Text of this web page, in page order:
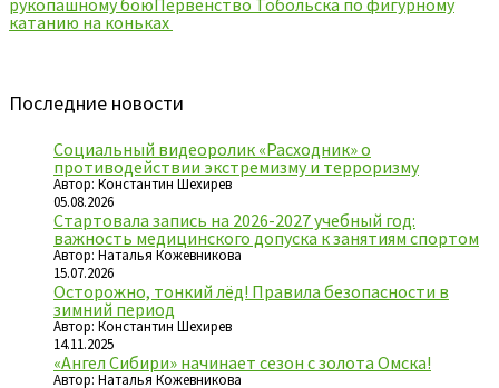
рукопашному боюПервенство Тобольска по фигурному
катанию на коньках
Последние новости
Социальный видеоролик «Расходник» о
противодействии экстремизму и терроризму
Автор: Константин Шехирев
05.08.2026
Стартовала запись на 2026-2027 учебный год:
важность медицинского допуска к занятиям спортом
Автор: Наталья Кожевникова
15.07.2026
Осторожно, тонкий лёд! Правила безопасности в
зимний период
Автор: Константин Шехирев
14.11.2025
«Ангел Сибири» начинает сезон с золота Омска!
Автор: Наталья Кожевникова